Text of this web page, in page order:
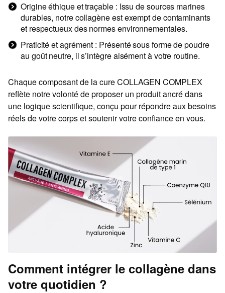
Origine éthique et traçable : Issu de sources marines
durables, notre collagène est exempt de contaminants
et respectueux des normes environnementales.
Praticité et agrément : Présenté sous forme de poudre
au goût neutre, il s’intègre aisément à votre routine.
Chaque composant de la cure COLLAGEN COMPLEX
reflète notre volonté de proposer un produit ancré dans
une logique scientifique, conçu pour répondre aux besoins
réels de votre corps et soutenir votre confiance en vous.
Comment intégrer le collagène dans
votre quotidien ?